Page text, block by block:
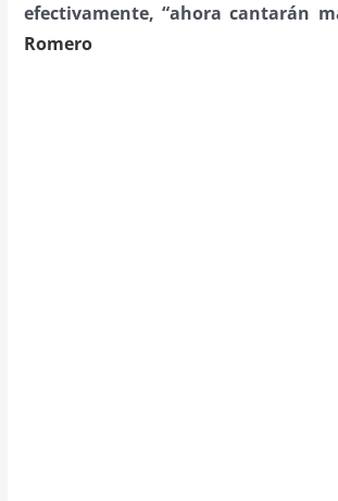
efectivamente, “ahora cantarán
Romero